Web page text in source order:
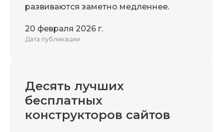
развиваются заметно медленнее.
20 февраля 2026 г.
Дата публикации
Десять лучших
бесплатных
конструкторов сайтов